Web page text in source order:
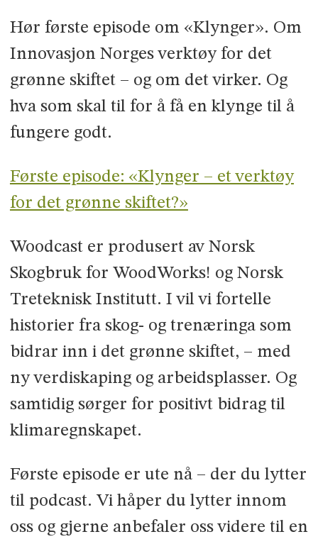
Hør første episode om «Klynger». Om
Innovasjon Norges verktøy for det
grønne skiftet – og om det virker. Og
hva som skal til for å få en klynge til å
fungere godt.
Første episode: «Klynger – et verktøy
for det grønne skiftet?»
Woodcast er produsert av Norsk
Skogbruk for WoodWorks! og Norsk
Treteknisk Institutt. I vil vi fortelle
historier fra skog- og trenæringa som
bidrar inn i det grønne skiftet, – med
ny verdiskaping og arbeidsplasser. Og
samtidig sørger for positivt bidrag til
klimaregnskapet.
Første episode er ute nå – der du lytter
til podcast. Vi håper du lytter innom
oss og gjerne anbefaler oss videre til en